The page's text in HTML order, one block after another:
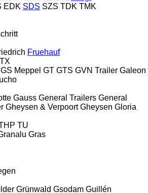
EDK SDS SZS TDK TMK
Fruehauf
TX
GS Meppel GT GTS GVN Trailer Galeon
Gauss General Trailers General
Gheysen & Verpoort Gheysen Gloria
TU
Gras
Grünwald Gsodam Guillén